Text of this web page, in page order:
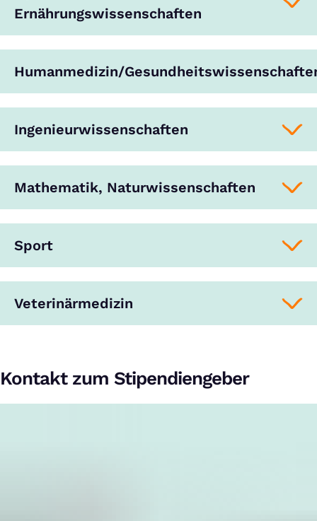
Ernährungswissenschaften
Humanmedizin/
Ingenieurwissenschaften
Mathematik, Naturwissenschaften
Sport
Veterinärmedizin
Kontakt zum Stipendiengeber